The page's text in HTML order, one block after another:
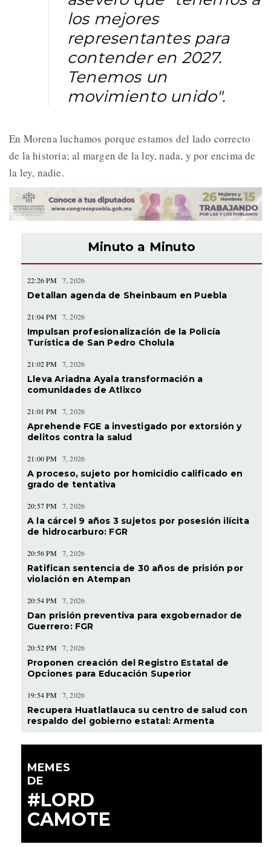
los mejores
representantes para
contender en 2027.
Tenemos un
movimiento unido".
En Morena luchamos porque estamos del lado correcto
de la historia; al margen de la ley, nada, y por encima de
la ley, nadie.
Minuto a Minuto
22:26 PM 7, 2026
Detallan agenda de Sheinbaum en Puebla
21:04 PM 7, 2026
Impulsan profesionalización de la Policía
Turística de San Pedro Cholula
21:02 PM 7, 2026
Lleva Ariadna Ayala transformación a
comunidades de Atlixco
21:01 PM 7, 2026
Aprehende FGE a investigado por extorsión y
delitos contra la salud
21:00 PM 7, 2026
A proceso, sujeto por homicidio calificado en
grado de tentativa
20:57 PM 7, 2026
A la cárcel 9 años 3 sujetos por posesión ilícita
de hidrocarburo: FGR
20:56 PM 7, 2026
Ratifican sentencia de 30 años de prisión por
violación en Atempan
20:54 PM 7, 2026
Dan prisión preventiva para exgobernador de
Guerrero: FGR
20:52 PM 7, 2026
Proponen creación del Registro Estatal de
Opciones para Educación Superior
19:54 PM 7, 2026
Recupera Huatlatlauca su centro de salud con
respaldo del gobierno estatal: Armenta
MEMES
DE
#LORD
CAMOTE